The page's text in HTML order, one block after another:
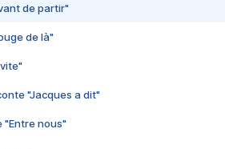
de partir"
de là"
"Jacques a dit"
"Entre nous"